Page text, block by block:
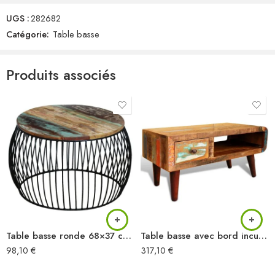
Il n'y a pas encore de critiques.
UGS :282682
Catégorie: Table basse
Produits associés
Table basse ronde 68×37 cm Bois de récupération massif
98,10 €
Table basse avec bord incurvé et 1 tiroir Bois de récupération
317,10 €